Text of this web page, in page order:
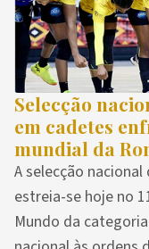
Selecção
em cadetes
mundial da
A selecção
estreia-se hoje no
Mundo da